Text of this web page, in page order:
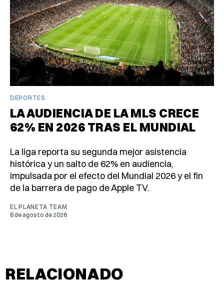
DEPORTES
LA AUDIENCIA DE LA MLS CRECE
62% EN 2026 TRAS EL MUNDIAL
La liga reporta su segunda mejor asistencia
histórica y un salto de 62% en audiencia,
impulsada por el efecto del Mundial 2026 y el fin
de la barrera de pago de Apple TV.
EL PLANETA TEAM
6 de agosto de 2026
RELACIONADO